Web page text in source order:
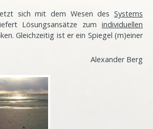
sich mit dem Wesen des Systems
Lösungsansätze zum individuellen
Gleichzeitig ist er ein Spiegel (m)einer
Alexander Berg